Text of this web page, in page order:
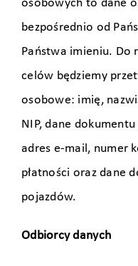
osobowych to dane
bezpośrednio od
Państwa imieniu. Do
celów będziemy
osobowe: imię,
NIP, dane
adres e-mail, numer
płatności oraz dane
pojazdów.
Odbiorcy danych